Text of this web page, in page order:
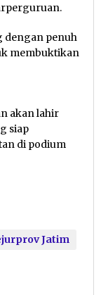
dengan penuh
membuktikan
akan lahir
siap
di podium
Jatim